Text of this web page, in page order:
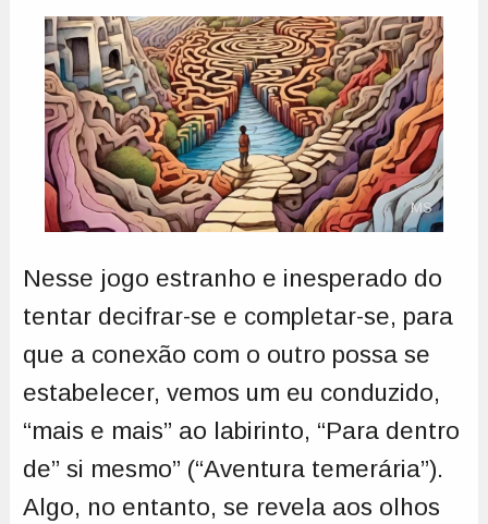
MS
Nesse jogo estranho e inesperado do
tentar decifrar-se e completar-se, para
que a conexão com o outro possa se
estabelecer, vemos um eu conduzido,
“mais e mais” ao labirinto, “Para dentro
de” si mesmo” (“Aventura temerária”).
Algo, no entanto, se revela aos olhos